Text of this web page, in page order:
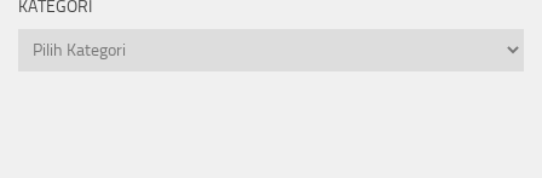
KATEGORI
Kategori